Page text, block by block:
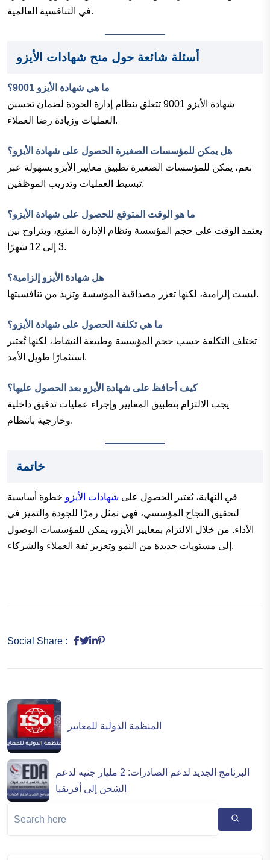
في التنافسية العالمية.
أسئلة شائعة حول منح شهادات الأيزو
ما هي شهادة الأيزو 9001؟
شهادة الأيزو 9001 تتعلق بنظام إدارة الجودة لضمان تحسين
العمليات وزيادة رضا العملاء.
هل يمكن للمؤسسات الصغيرة الحصول على شهادة الأيزو؟
نعم، يمكن للمؤسسات الصغيرة تطبيق معايير الأيزو بسهولة عبر
تبسيط العمليات وتدريب الموظفين.
ما هو الوقت المتوقع للحصول على شهادة الأيزو؟
يعتمد الوقت على حجم المؤسسة ونظام الإدارة المتبع، ويتراوح بين
3 إلى 12 شهرًا.
هل شهادة الأيزو إلزامية؟
ليست إلزامية، لكنها تعزز مصداقية المؤسسة وتزيد من تنافسيتها.
ما هي تكلفة الحصول على شهادة الأيزو؟
تختلف التكلفة حسب حجم المؤسسة وطبيعة النشاط، لكنها تُعتبر
استثمارًا طويل الأمد.
كيف أحافظ على شهادة الأيزو بعد الحصول عليها؟
يجب الالتزام بتطبيق المعايير وإجراء عمليات تدقيق داخلية
وخارجية بانتظام.
خاتمة
في النهاية، يُعتبر الحصول على شهادات الأيزو خطوة أساسية
لتحقيق النجاح المؤسسي، فهي تمثل رمزًا للجودة والتميز في
الأداء. من خلال الالتزام بمعايير الأيزو، يمكن للمؤسسات الوصول
إلى مستويات جديدة من النمو وتعزيز ثقة العملاء والشركاء.
Social Share :
المنظمة الدولية للمعايير
البرنامج الجديد لدعم الصادرات: 2 مليار جنيه لدعم
الشحن إلى أفريقيا